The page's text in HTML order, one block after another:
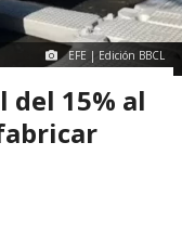
EFE | Edición BBCL
del 15% al